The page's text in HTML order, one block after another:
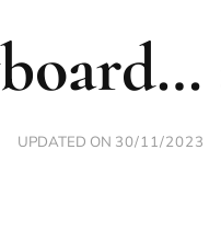
UPDATED ON 30/11/2023